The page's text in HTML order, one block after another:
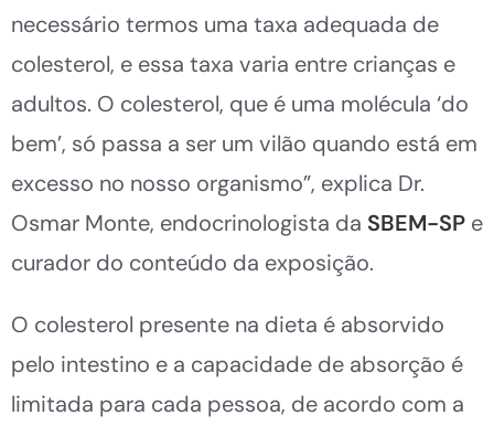
necessário termos uma taxa adequada de
colesterol, e essa taxa varia entre crianças e
adultos. O colesterol, que é uma molécula ‘do
bem’, só passa a ser um vilão quando está em
excesso no nosso organismo”, explica Dr.
Osmar Monte, endocrinologista da SBEM-SP e
curador do conteúdo da exposição.
O colesterol presente na dieta é absorvido
pelo intestino e a capacidade de absorção é
limitada para cada pessoa, de acordo com a